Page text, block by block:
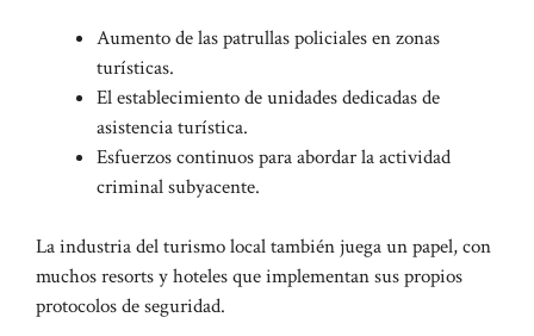
Aumento de las patrullas policiales en zonas
turísticas.
El establecimiento de unidades dedicadas de
asistencia turística.
Esfuerzos continuos para abordar la actividad
criminal subyacente.
La industria del turismo local también juega un papel, con
muchos resorts y hoteles que implementan sus propios
protocolos de seguridad.